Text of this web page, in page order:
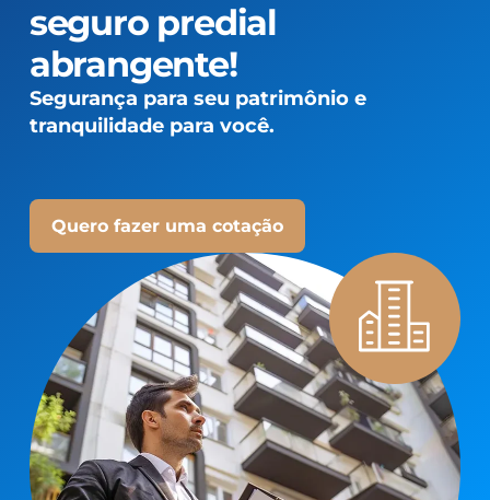
seguro predial
abrangente!
Segurança para seu patrimônio e
tranquilidade para você.
Quero fazer uma cotação